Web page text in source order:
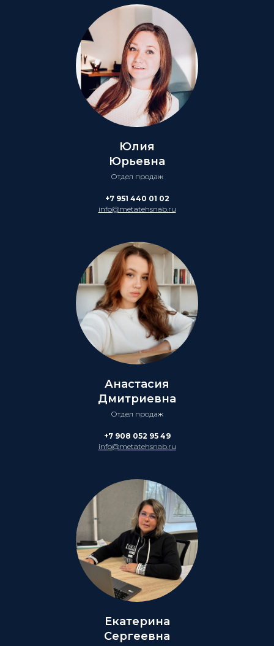
Юлия
Юрьевна
Отдел продаж
+7 951 440 01 02
info@metatehsnab.ru
Анастасия
Дмитриевна
Отдел продаж
+7 908 052 95 49
info@metatehsnab.ru
Екатерина
Сергеевна